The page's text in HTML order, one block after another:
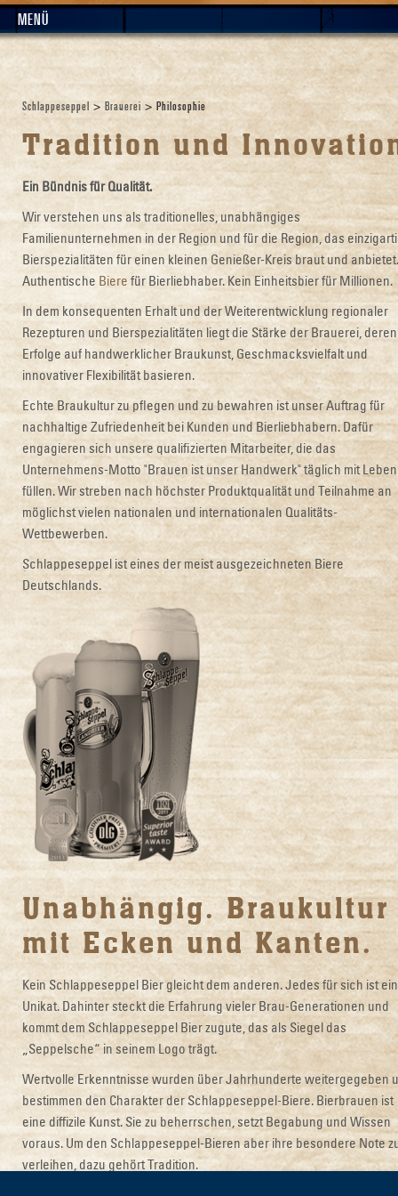
MENÜ
Schlappeseppel > Brauerei > Philosophie
Tradition und
Ein Bündnis für Qualität.
Wir verstehen uns als traditionelles, unabhängiges
Familienunternehmen in der Region und für die Region, das
Bierspezialitäten für einen kleinen Genießer-Kreis braut und anbietet.
Authentische Biere für Bierliebhaber. Kein Einheitsbier für Millionen.
In dem konsequenten Erhalt und der Weiterentwicklung regionaler
Rezepturen und Bierspezialitäten liegt die Stärke der Brauerei, deren
Erfolge auf handwerklicher Braukunst, Geschmacksvielfalt und
innovativer Flexibilität basieren.
Echte Braukultur zu pflegen und zu bewahren ist unser Auftrag für
nachhaltige Zufriedenheit bei Kunden und Bierliebhabern. Dafür
engagieren sich unsere qualifizierten Mitarbeiter, die das
Unternehmens-Motto "Brauen ist unser Handwerk" täglich mit Leben
füllen. Wir streben nach höchster Produktqualität und Teilnahme an
möglichst vielen nationalen und internationalen Qualitäts-
Wettbewerben.
Schlappeseppel ist eines der meist ausgezeichneten Biere
Deutschlands.
Unabhängig. Braukultur
mit Ecken und Kanten.
Kein Schlappeseppel Bier gleicht dem anderen. Jedes für sich ist ein
Unikat. Dahinter steckt die Erfahrung vieler Brau-Generationen und
kommt dem Schlappeseppel Bier zugute, das als Siegel das
„Seppelsche“ in seinem Logo trägt.
Wertvolle Erkenntnisse wurden über Jahrhunderte weitergegeben
bestimmen den Charakter der Schlappeseppel-Biere. Bierbrauen ist
eine diffizile Kunst. Sie zu beherrschen, setzt Begabung und Wissen
voraus. Um den Schlappeseppel-Bieren aber ihre besondere Note
verleihen, dazu gehört Tradition.